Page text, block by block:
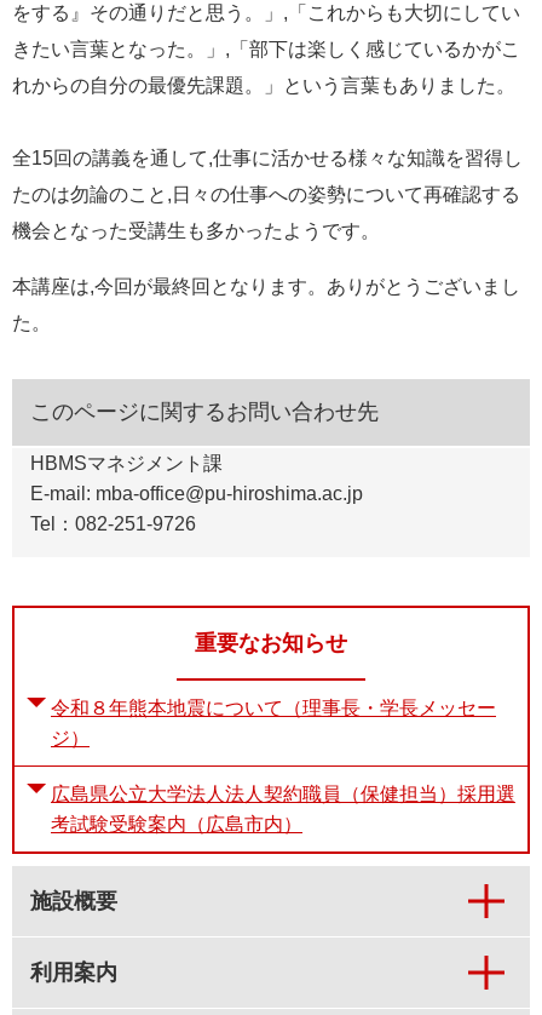
をする』その通りだと思う。」,「これからも大切にしてい
きたい言葉となった。」,「部下は楽しく感じているかがこ
れからの自分の最優先課題。」という言葉もありました。
全15回の講義を通して,仕事に活かせる様々な知識を習得し
たのは勿論のこと,日々の仕事への姿勢について再確認する
機会となった受講生も多かったようです。
本講座は,今回が最終回となります。ありがとうございまし
た。
このページに関するお問い合わせ先
HBMSマネジメント課
E-mail: mba-office@pu-hiroshima.ac.jp
Tel：082-251-9726
重要なお知らせ
令和８年熊本地震について（理事長・学長メッセー
ジ）
広島県公立大学法人法人契約職員（保健担当）採用選
考試験受験案内（広島市内）
施設概要
利用案内